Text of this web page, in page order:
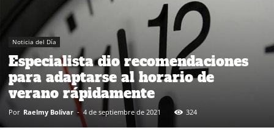
Noticia del Día
Especialista dio recomendaciones
para adaptarse al horario de
verano rápidamente
Por Raelmy Bolivar - 4 de septiembre de 2021 324